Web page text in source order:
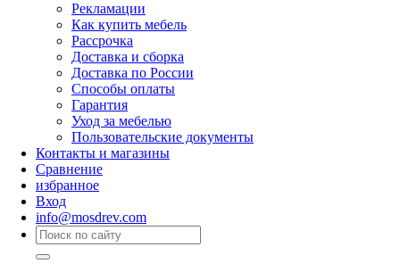
Рекламации
Как купить мебель
Рассрочка
Доставка и сборка
Доставка по России
Способы оплаты
Гарантия
Уход за мебелью
Пользовательские документы
Контакты и магазины
Сравнение
избранное
Вход
info@mosdrev.com